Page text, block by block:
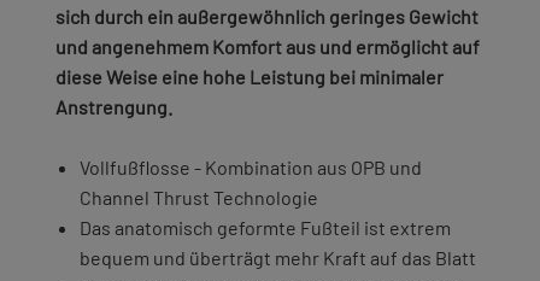
sich durch ein außergewöhnlich geringes Gewicht
und angenehmem Komfort aus und ermöglicht auf
diese Weise eine hohe Leistung bei minimaler
Anstrengung.
Vollfußflosse - Kombination aus OPB und
Channel Thrust Technologie
Das anatomisch geformte Fußteil ist extrem
bequem und überträgt mehr Kraft auf das Blatt